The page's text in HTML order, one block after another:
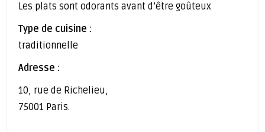
Les plats sont odorants avant d’être goûteux
Type de cuisine :
traditionnelle
Adresse :
10, rue de Richelieu,
75001 Paris.